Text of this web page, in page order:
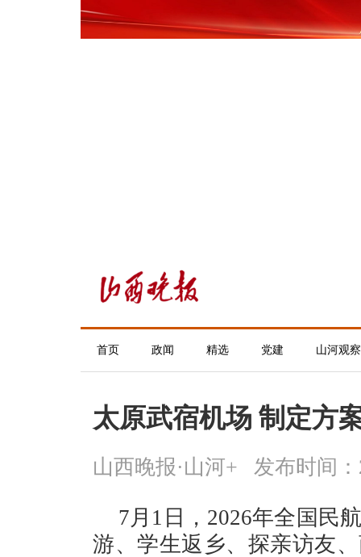
首页 政闻 精选 党建 山河观察
太原武宿机场 制定方
山西晚报·山河+ 发布时间：
7月1日，2026年全国民
游、学生返乡、探亲访友